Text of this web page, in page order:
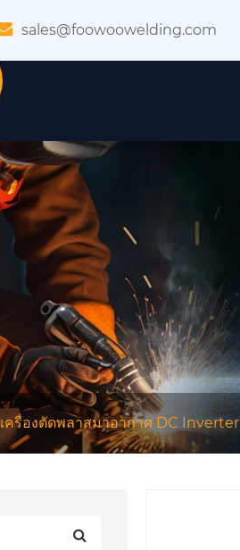
sales@foowoowelding.com
เครื่องตัดพลาสมาอากาศ DC Inverter